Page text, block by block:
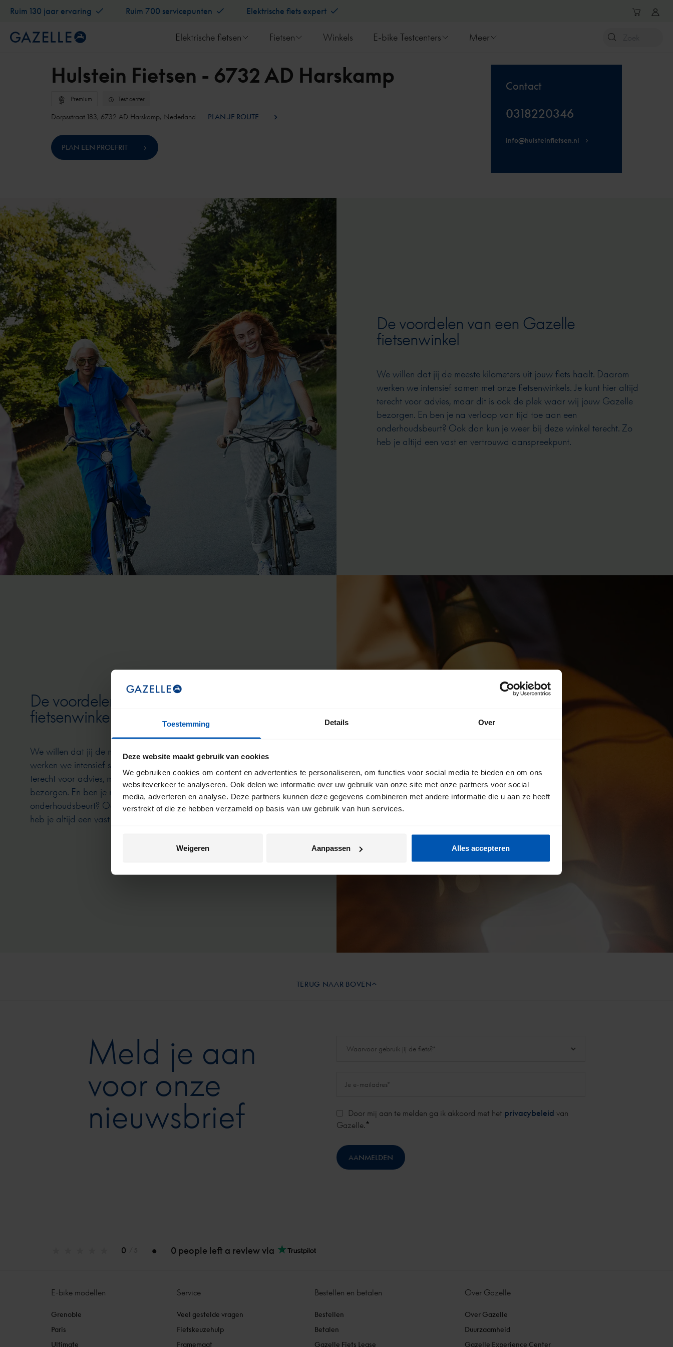
Toestemming Details Over
Deze website maakt gebruik van cookies
We gebruiken cookies om content en advertenties te personaliseren, om functies voor social media te bieden en om ons
websiteverkeer te analyseren. Ook delen we informatie over uw gebruik van onze site met onze partners voor social
media, adverteren en analyse. Deze partners kunnen deze gegevens combineren met andere informatie die u aan ze heeft
verstrekt of die ze hebben verzameld op basis van uw gebruik van hun services.
Weigeren Aanpassen Alles accepteren
Ruim 130 jaar ervaring Ruim 700 servicepunten Elektrische fiets expert
Elektrische fietsen Fietsen Winkels E-bike Testcenters Meer
Hulstein Fietsen - 6732 AD Harskamp
Premium Test center
Dorpsstraat 183, 6732 AD Harskamp, Nederland PLAN JE ROUTE
PLAN EEN PROEFRIT
Contact
0318220346
info@hulsteinfietsen.nl
De voordelen van een Gazelle
fietsenwinkel
We willen dat jij de meeste kilometers uit jouw fiets haalt. Daarom
werken we intensief samen met onze fietsenwinkels. Je kunt hier altijd
terecht voor advies, maar dit is ook de plek waar wij jouw Gazelle
bezorgen. En ben je na verloop van tijd toe aan een
onderhoudsbeurt? Ook dan kun je weer bij deze winkel terecht. Zo
heb je altijd een vast en vertrouwd aanspreekpunt.
De voordelen van een Gazelle
fietsenwinkel
We willen dat jij de meeste kilometers uit jouw fiets haalt. Daarom
werken we intensief samen met onze fietsenwinkels. Je kunt hier altijd
terecht voor advies, maar dit is ook de plek waar wij jouw Gazelle
bezorgen. En ben je na verloop van tijd toe aan een
onderhoudsbeurt? Ook dan kun je weer bij deze winkel terecht. Zo
heb je altijd een vast en vertrouwd aanspreekpunt.
0 0 people left a review via
Meld je aan
voor onze
nieuwsbrief
Door mij aan te melden ga ik akkoord met het privacybeleid van
Gazelle.*
TERUG NAAR BOVEN
E-bike modellen
Grenoble
Paris
Ultimate
Service
Veel gestelde vragen
Fietskeuzehulp
Framemaat
Bestellen en betalen
Bestellen
Betalen
Gazelle Fiets Lease
Over Gazelle
Over Gazelle
Duurzaamheid
Gazelle Experience Center